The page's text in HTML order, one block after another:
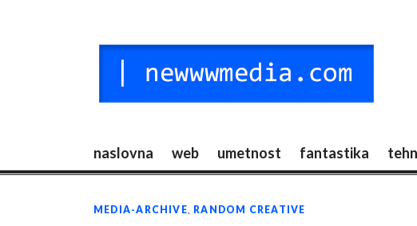
naslovna web umetnost fantastika
MEDIA-ARCHIVE, RANDOM CREATIVE